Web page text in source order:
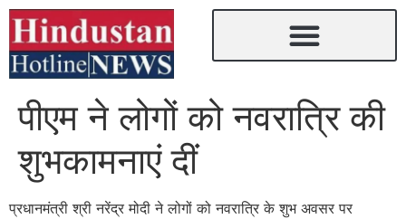
पीएम ने लोगों को नवरात्रि की
शुभकामनाएं दीं
प्रधानमंत्री श्री नरेंद्र मोदी ने लोगों को नवरात्रि के शुभ अवसर पर